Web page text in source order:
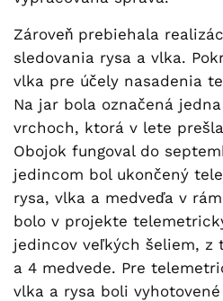
Zároveň prebiehala
sledovania rysa a vlka.
vlka pre účely nasadenia
Na jar bola označená
vrchoch, ktorá v lete
Obojok fungoval do
jedincom bol ukončený
rysa, vlka a medveďa v
bolo v projekte
jedincov veľkých šeliem, z
a 4 medvede. Pre
vlka a rysa boli